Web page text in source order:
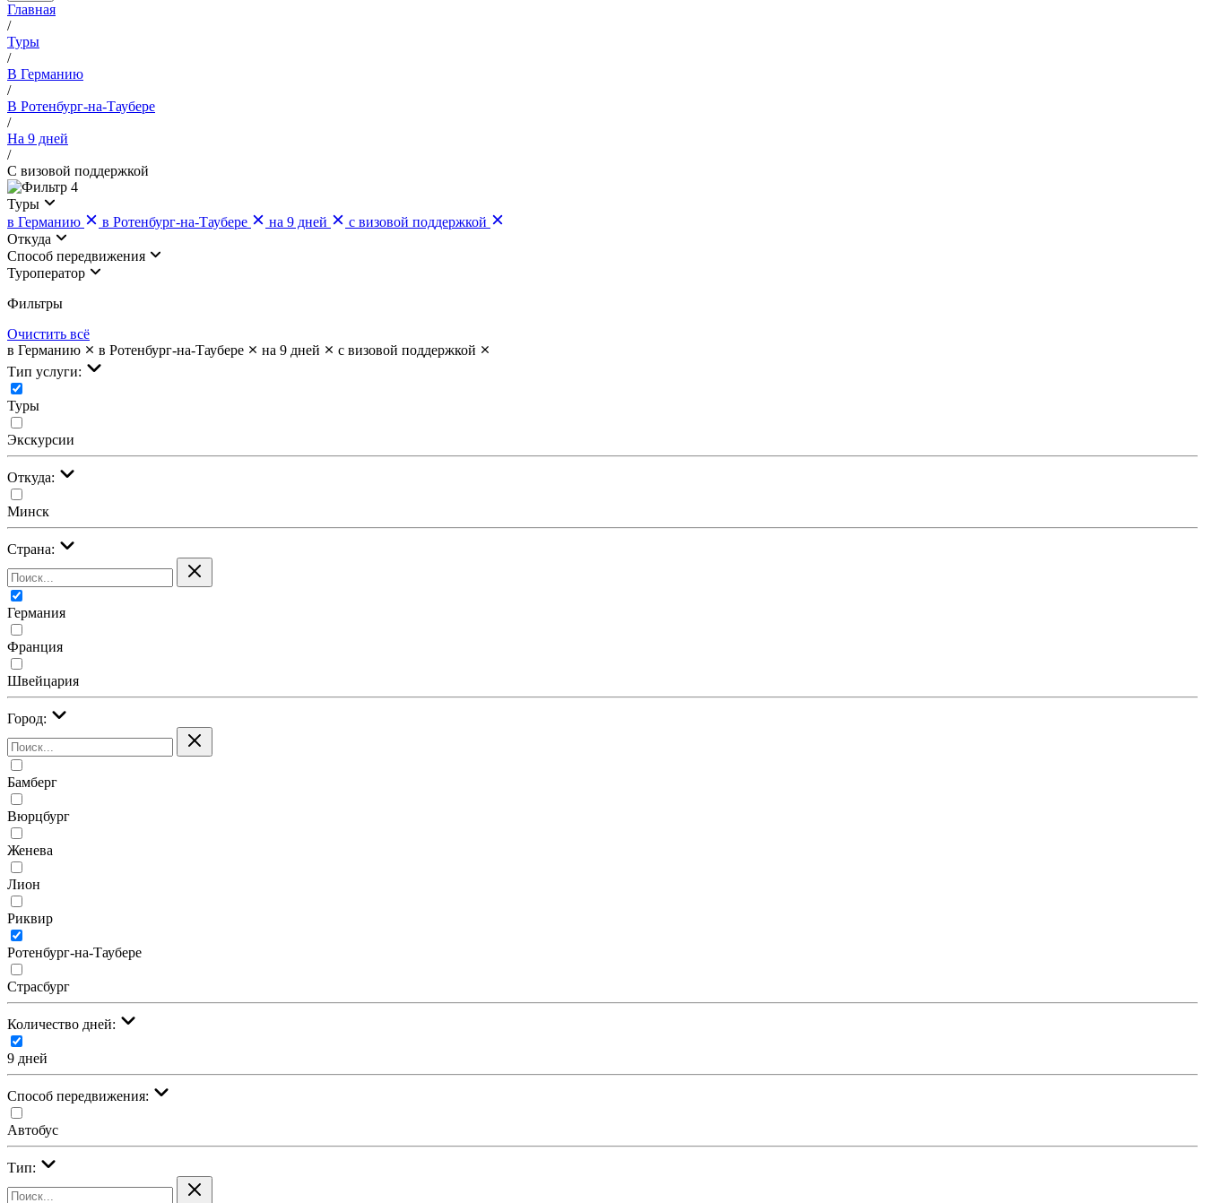
Главная
/
Туры
/
В Германию
/
В Ротенбург-на-Таубере
/
На 9 дней
/
С визовой поддержкой
4
Туры
в Германию
в Ротенбург-на-Таубере на 9 дней
с визовой поддержкой
Откуда
Cпособ передвижения
Туроператор
Фильтры
Очистить всё
в Германию
в Ротенбург-на-Таубере на 9 дней
с визовой поддержкой
Тип услуги:
Туры
Экскурсии
Откуда:
Минск
Страна:
Германия
Франция
Швейцария
Город:
Бамберг
Вюрцбург
Женева
Лион
Риквир
Ротенбург-на-Таубере
Страсбург
Количество дней:
9 дней
Cпособ передвижения:
Автобус
Тип: